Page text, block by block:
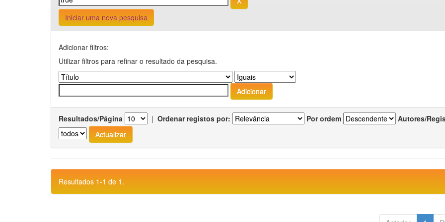
Iniciar uma nova pesquisa
Adicionar filtros:
Utilizar filtros para refinar o resultado da pesquisa.
Resultados/Página | Ordenar registos por: Por ordem Autores/
Resultados 1-1 de 1.